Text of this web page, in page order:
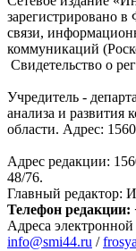
зарегистрировано
связи,
коммуникаций
Свидетельство о
Учредитель -
анализа и развития
области. Адрес:
Адрес редакции:
48/76.
Главный редактор:
Телефон редакции:
Адреса
info@smi44.ru /